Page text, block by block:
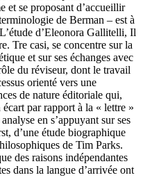
et se proposant d’accueillir
de Berman – est à
d’Eleonora Gallitelli, Il
Tre casi, se concentre sur la
et sur ses échanges avec
du réviseur, dont le travail
orienté vers une
de nature éditoriale qui,
par rapport à la « lettre »
en s’appuyant sur ses
d’une étude biographique
de Tim Parks.
des raisons indépendantes
dans la langue d’arrivée ont